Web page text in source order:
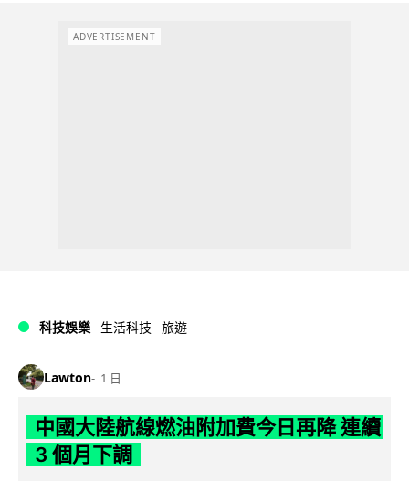
ADVERTISEMENT
科技娛樂 生活科技 旅遊
Lawton 1 日
中國大陸航線燃油附加費今日再降 連續
3 個月下調